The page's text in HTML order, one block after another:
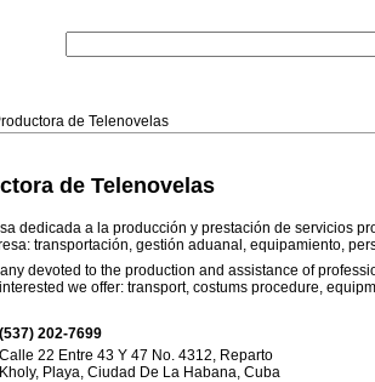
de Telenovelas
de Telenovelas
dedicada a la producción y prestación de servicios
transportación, gestión aduanal, equipamiento,
devoted to the production and assistance of
we offer: transport, costums procedure,
(537) 202-7699
Calle 22 Entre 43 Y 47 No. 4312, Reparto
Kholy, Playa, Ciudad De La Habana, Cuba